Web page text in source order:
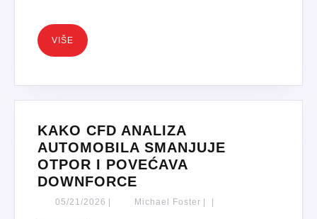
VIŠE VIŠE
KAKO CFD ANALIZA
AUTOMOBILA SMANJUJE
OTPOR I POVEĆAVA
DOWNFORCE
CFD
05/21/2026 05/21/2026Michael FosterMichael